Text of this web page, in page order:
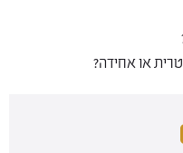
או אחידה?